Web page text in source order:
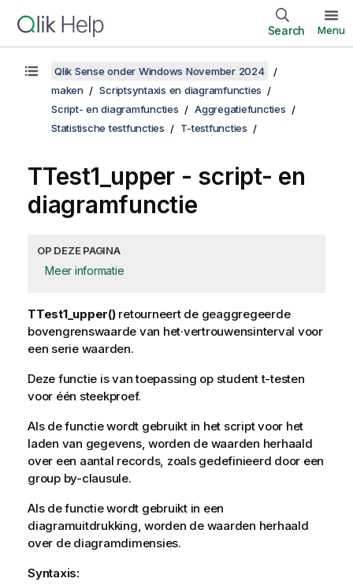
Search Menu
Qlik Sense onder Windows November 2024
maken
Scriptsyntaxis en diagramfuncties
Script- en diagramfuncties
Aggregatiefuncties
Statistische testfuncties
T-testfuncties
TTest1_upper - script- en
diagramfunctie
OP DEZE PAGINA
Meer informatie
TTest1_upper()retourneert de geaggregeerde
bovengrenswaarde van het·vertrouwensinterval voor
een serie waarden.
Deze functie is van toepassing op student t-testen
voor één steekproef.
Als de functie wordt gebruikt in het script voor het
laden van gegevens, worden de waarden herhaald
over een aantal records, zoals gedefinieerd door een
group by-clausule.
Als de functie wordt gebruikt in een
diagramuitdrukking, worden de waarden herhaald
over de diagramdimensies.
Syntaxis: